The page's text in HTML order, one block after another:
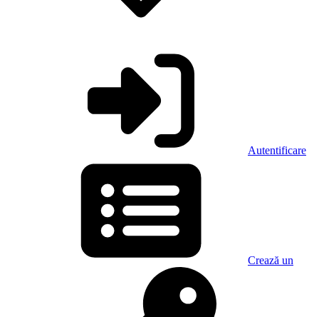
Autentificare
Crează un